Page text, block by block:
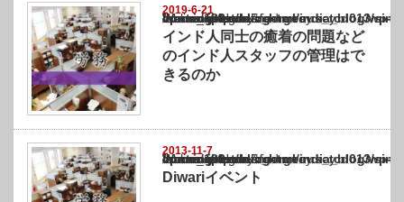
2019-6-21
Warning
: Undefined array key "show_category" in
/home/netst/kuno-cpa.co.jp/public_html/india_blog/wp-content/themes/
on line183
インド人同士の癒着の問題など
のインド人スタッフの管理はで
きるのか
2013-11-7
Warning
: Undefined array key "show_category" in
/home/netst/kuno-cpa.co.jp/public_html/india_blog/wp-content/themes/
on line183
Diwariイベント